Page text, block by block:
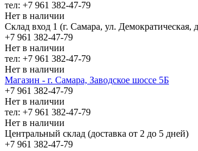
тел: +7 961 382-47-79
Нет в наличии
Склад вход 1 (г. Самара, ул. Демократическая,
+7 961 382-47-79
Нет в наличии
тел: +7 961 382-47-79
Нет в наличии
Магазин - г. Самара, Заводское шоссе 5Б
+7 961 382-47-79
Нет в наличии
тел: +7 961 382-47-79
Нет в наличии
Центральный склад (доставка от 2 до 5 дней)
+7 961 382-47-79